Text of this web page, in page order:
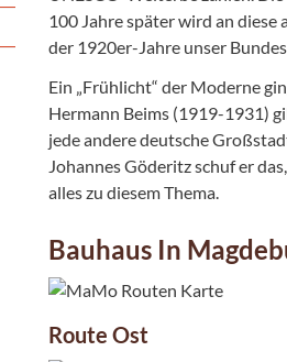
100 Jahre später wird an
der 1920er-Jahre unser
Ein „Frühlicht“ der Moderne
Hermann Beims (1919-1931)
jede andere deutsche
Johannes Göderitz schuf er
alles zu diesem Thema.
Bauhaus In
Route Ost